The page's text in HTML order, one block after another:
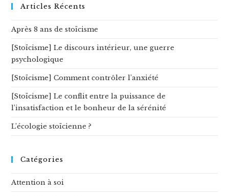
siteArticles Récents
Après 8 ans de stoïcisme
[Stoïcisme] Le discours intérieur, une guerre
psychologique
[Stoïcisme] Comment contrôler l’anxiété
[Stoïcisme] Le conflit entre la puissance de
l’insatisfaction et le bonheur de la sérénité
L’écologie stoïcienne ?
Catégories
Attention à soi